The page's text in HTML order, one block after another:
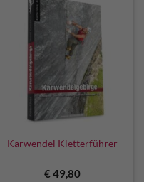
Karwendel Kletterführer
€ 49,80